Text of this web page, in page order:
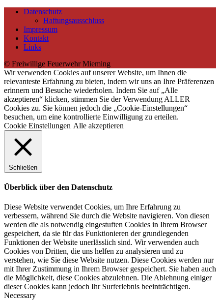
Datenschutz
Haftungsausschluss
Impressum
Kontakt
Links
© Freiwillige Feuerwehr Mieming
Wir verwenden Cookies auf unserer Website, um Ihnen die
relevanteste Erfahrung zu bieten, indem wir uns an Ihre Präferenzen
erinnern und Besuche wiederholen. Indem Sie auf „Alle
akzeptieren“ klicken, stimmen Sie der Verwendung ALLER
Cookies zu. Sie können jedoch die „Cookie-Einstellungen“
besuchen, um eine kontrollierte Einwilligung zu erteilen.
Cookie Einstellungen Alle akzeptieren
Schließen
Überblick über den Datenschutz
Diese Website verwendet Cookies, um Ihre Erfahrung zu
verbessern, während Sie durch die Website navigieren. Von diesen
werden die als notwendig eingestuften Cookies in Ihrem Browser
gespeichert, da sie für das Funktionieren der grundlegenden
Funktionen der Website unerlässlich sind. Wir verwenden auch
Cookies von Dritten, die uns helfen zu analysieren und zu
verstehen, wie Sie diese Website nutzen. Diese Cookies werden nur
mit Ihrer Zustimmung in Ihrem Browser gespeichert. Sie haben auch
die Möglichkeit, diese Cookies abzulehnen. Die Ablehnung einiger
dieser Cookies kann jedoch Ihr Surferlebnis beeinträchtigen.
Necessary